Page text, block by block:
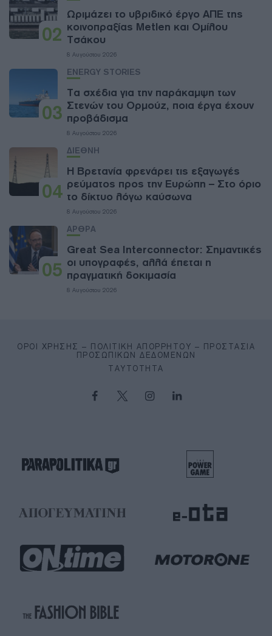
02
Ωριμάζει το υβριδικό έργο ΑΠΕ της
κοινοπραξίας Metlen και Ομίλου
Τσάκου
8 Αυγούστου 2026
03
ENERGY STORIES
Τα σχέδια για την παράκαμψη των
Στενών του Ορμούζ, ποια έργα έχουν
προβάδισμα
8 Αυγούστου 2026
04
ΔΙΕΘΝΗ
Η Βρετανία φρενάρει τις εξαγωγές
ρεύματος προς την Ευρώπη – Στο όριο
το δίκτυο λόγω καύσωνα
8 Αυγούστου 2026
05
ΑΡΘΡΑ
Great Sea Interconnector: Σημαντικές
οι υπογραφές, αλλά έπεται η
πραγματική δοκιμασία
8 Αυγούστου 2026
ΌΡΟΙ ΧΡΉΣΗΣ – ΠΟΛΙΤΙΚΉ ΑΠΟΡΡΉΤΟΥ – ΠΡΟΣΤΑΣΊΑ
ΠΡΟΣΩΠΙΚΏΝ ΔΕΔΟΜΈΝΩΝ
ΤΑΥΤΌΤΗΤΑ